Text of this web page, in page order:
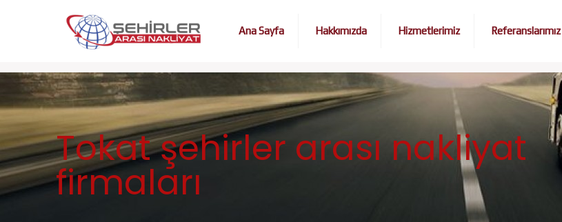
Ana Sayfa Hakkımızda Hizmetlerimiz Referanslarımız
Tokat şehirler arası nakliyat
firmaları